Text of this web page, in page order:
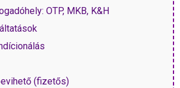
OTP, MKB, K&H
(fizetős)